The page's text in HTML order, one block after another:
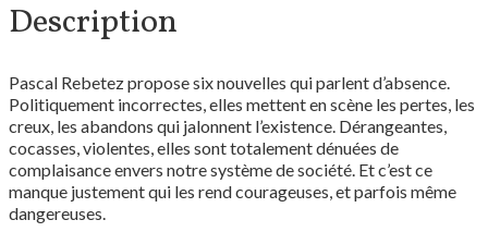
Description
Pascal Rebetez propose six nouvelles qui parlent d’absence.
Politiquement incorrectes, elles mettent en scène les pertes, les
creux, les abandons qui jalonnent l’existence. Dérangeantes,
cocasses, violentes, elles sont totalement dénuées de
complaisance envers notre système de société. Et c’est ce
manque justement qui les rend courageuses, et parfois même
dangereuses.